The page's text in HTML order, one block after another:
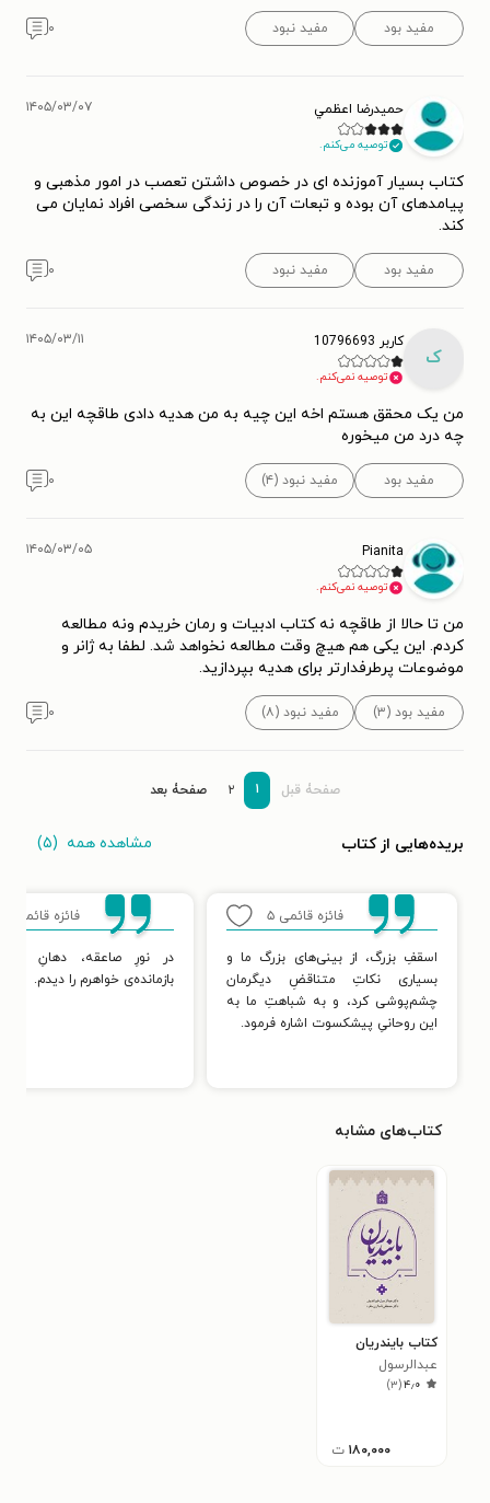
مفید بود مفید نبود ۰
حميدرضا اعظمي
توصیه می‌کنم.
۱۴۰۵/۰۳/۰۷
کتاب بسیار آموزنده ای در خصوص داشتن تعصب در امور مذهبی و
پیامدهای آن بوده و تبعات آن را در زندگی سخصی افراد نمایان می
کند.
مفید بود مفید نبود ۰
ک
کاربر 10796693
توصیه نمی‌کنم.
۱۴۰۵/۰۳/۱۱
من یک محقق هستم اخه این چیه به من هدیه دادی طاقچه این به
چه درد من میخوره
مفید بود مفید نبود (۴) ۰
Pianita
توصیه نمی‌کنم.
۱۴۰۵/۰۳/۰۵
من تا حالا از طاقچه نه کتاب ادبیات و رمان خریدم ونه مطالعه
کردم. این یکی هم هیچ وقت مطالعه نخواهد شد. لطفا به ژانر و
موضوعات پرطرفدارتر برای هدیه بپردازید.
مفید بود (۳) مفید نبود (۸) ۰
صفحۀ قبل ۱ ۲ صفحۀ بعد
بریده‌هایی از کتاب مشاهده همه (۵)
فائزه قائمی ۵
اسقفِ بزرگ، از بینی‌های بزرگ ما و
بسیاری نکاتِ متناقضِ دیگرمان
چشم‌پوشی کرد، و به شباهتِ ما به
این روحانیِ پیشکسوت اشاره فرمود.
فائزه قائمی
در نورِ صاعقه، دهانِ از
بازمانده‌ی خواهرم را دیدم.
کتاب‌های مشابه
کتاب بایندریان
عبدالرسول
خیراندیش
۴٫۰(۳)
۱۸۰,۰۰۰ ت